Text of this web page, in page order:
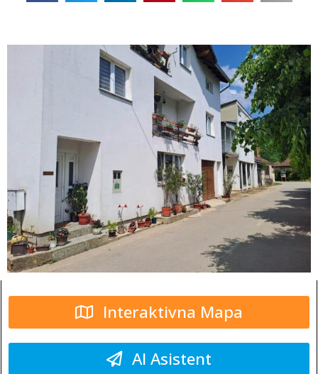
Interaktivna Mapa
AI Asistent